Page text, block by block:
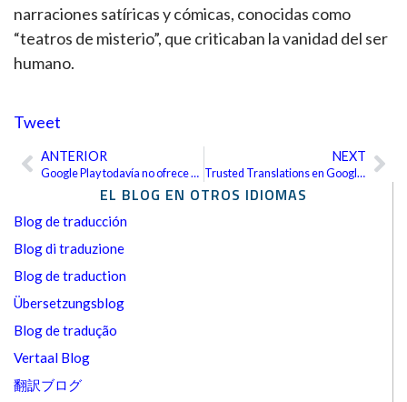
EL BLOG EN OTROS IDIOMAS
Blog de traducción
Blog di traduzione
Blog de traduction
Übersetzungsblog
Blog de tradução
Vertaal Blog
翻訳ブログ
narraciones satíricas y cómicas, conocidas como
“teatros de misterio”, que criticaban la vanidad del ser
humano.
Tweet
AntANTERIOR
Google Play todavía no ofrece Apps pagas en China
NEXT
Trusted Translations en Google I/O 2014